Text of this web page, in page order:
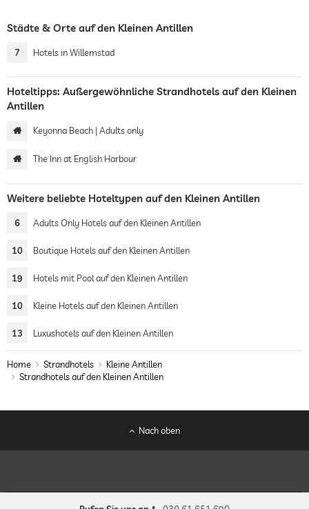
Städte & Orte auf den Kleinen Antillen
7 Hotels in Willemstad
Hoteltipps: Außergewöhnliche Strandhotels auf den Kleinen
Antillen
Keyonna Beach | Adults only
The Inn at English Harbour
Weitere beliebte Hoteltypen auf den Kleinen Antillen
6 Adults Only Hotels auf den Kleinen Antillen
10 Boutique Hotels auf den Kleinen Antillen
19 Hotels mit Pool auf den Kleinen Antillen
10 Kleine Hotels auf den Kleinen Antillen
13 Luxushotels auf den Kleinen Antillen
Home Strandhotels
Kleine Antillen
Strandhotels auf den Kleinen Antillen
Nach oben